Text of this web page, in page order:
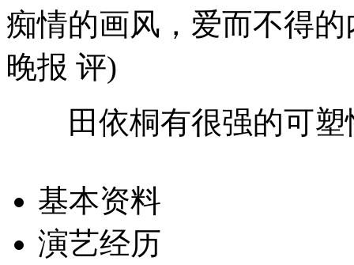
痴情的画风，爱而不得
晚报 评)
田依桐有很强的可塑
基本资料
演艺经历